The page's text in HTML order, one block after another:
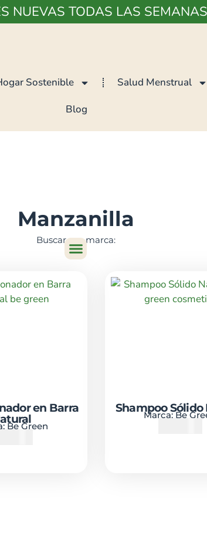
NUEVAS TODAS LAS
Sostenible Salud Menstrual
Blog
Manzanilla
Buscar por marca:
en Barra
Be Green
Shampoo Sólido
Marca:Be